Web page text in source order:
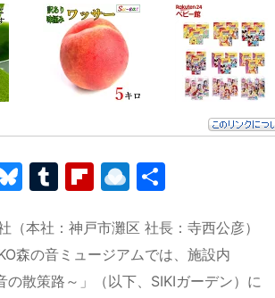
Bl
e
s
k
T
m
bl
r
Fl
b
o
ar
R
n
dr
o
（本社：神戸市灘区 社長：寺西公彦）
森の音ミュージアムでは、施設内
の散策路～」（以下、SIKIガーデン）に